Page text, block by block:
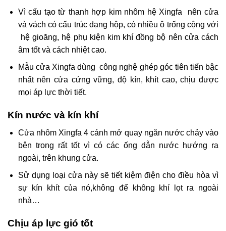
Vì cấu tạo từ thanh hợp kim nhôm hệ Xingfa nên cửa
và vách có cấu trúc dạng hộp, có nhiều ô trống cộng với
hệ gioăng, hệ phụ kiện kim khí đồng bộ nên cửa cách
âm tốt và cách nhiệt cao.
Mẫu cửa Xingfa dùng công nghệ ghép góc tiên tiến bậc
nhất nên cửa cứng vững, độ kín, khít cao, chịu được
mọi áp lực thời tiết.
Kín nước và kín khí
Cửa nhôm Xingfa 4 cánh mở quay ngăn nước chảy vào
bên trong rất tốt vì có các ống dẫn nước hướng ra
ngoài, trên khung cửa.
Sử dụng loại cửa này sẽ tiết kiệm điện cho điều hòa vì
sự kín khít của nó,không để không khí lọt ra ngoài
nhà…
Chịu áp lực gió tốt